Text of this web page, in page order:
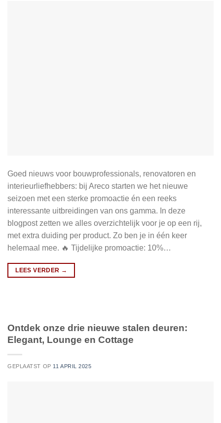
Goed nieuws voor bouwprofessionals, renovatoren en
interieurliefhebbers: bij Areco starten we het nieuwe
seizoen met een sterke promoactie én een reeks
interessante uitbreidingen van ons gamma. In deze
blogpost zetten we alles overzichtelijk voor je op een rij,
met extra duiding per product. Zo ben je in één keer
helemaal mee. 🔥 Tijdelijke promoactie: 10%…
LEES VERDER →
Ontdek onze drie nieuwe stalen deuren:
Elegant, Lounge en Cottage
GEPLAATST OP 11 APRIL 2025